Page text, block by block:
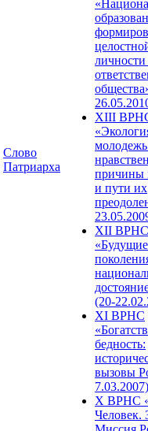
Слово
Патриарха
XIII
причины
и пути их
XII ВРНС
«Будущие
(20-
XI ВРНС
бедность:
вызовы
7.03.2007)
X ВРНС
Человек.